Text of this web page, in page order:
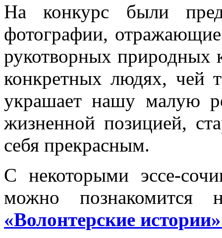
На конкурс были
фотографии,
рукотворных природных
конкретных людях, чей
украшает нашу малую
жизненной позицией,
себя прекрасным.
С некоторыми эссе-
можно познакомится
«Волонтерские